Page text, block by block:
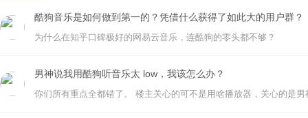
酷狗音乐是如何做到第一的？凭借什么获得了如此大的用户群？
为什么在知乎口碑极好的网易云音乐，连酷狗的零头都不够？
男神说我用酷狗听音乐太 low，我该怎么办？